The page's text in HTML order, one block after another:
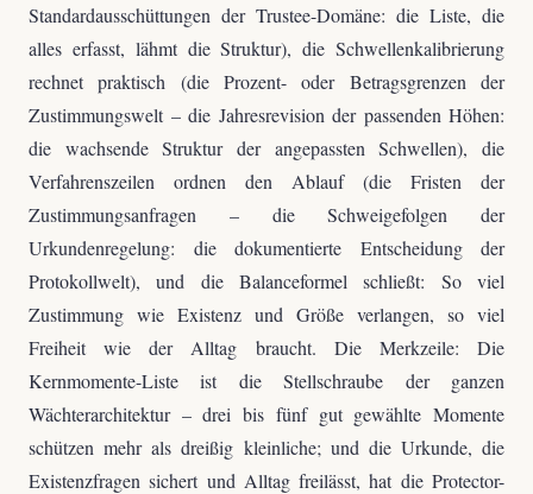
Standardausschüttungen der Trustee-Domäne: die Liste, die
alles erfasst, lähmt die Struktur), die Schwellenkalibrierung
rechnet praktisch (die Prozent- oder Betragsgrenzen der
Zustimmungswelt – die Jahresrevision der passenden Höhen:
die wachsende Struktur der angepassten Schwellen), die
Verfahrenszeilen ordnen den Ablauf (die Fristen der
Zustimmungsanfragen – die Schweigefolgen der
Urkundenregelung: die dokumentierte Entscheidung der
Protokollwelt), und die Balanceformel schließt: So viel
Zustimmung wie Existenz und Größe verlangen, so viel
Freiheit wie der Alltag braucht. Die Merkzeile: Die
Kernmomente-Liste ist die Stellschraube der ganzen
Wächterarchitektur – drei bis fünf gut gewählte Momente
schützen mehr als dreißig kleinliche; und die Urkunde, die
Existenzfragen sichert und Alltag freilässt, hat die Protector-